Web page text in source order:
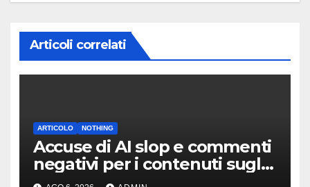
Articoli correlati
ARTICOLO NOTHING
Accuse di AI slop e commenti
negativi per i contenuti sugli
auricolari CMF Clip Pro